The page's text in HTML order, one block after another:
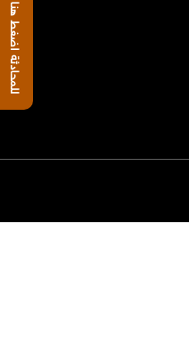
للمحادثة اضغط هنا